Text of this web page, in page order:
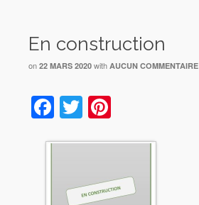
En construction
on 22 MARS 2020 with AUCUN COMMENTAIRE
Facebook
Twitter